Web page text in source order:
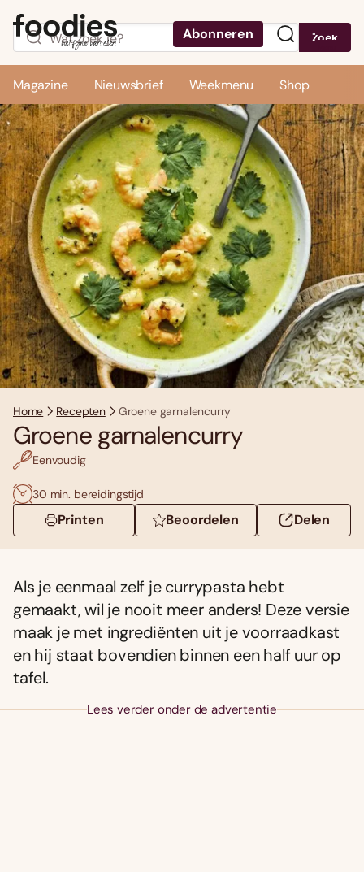
Abonneren Zoek
Magazine Nieuwsbrief Weekmenu Shop
Home Recepten Groene garnalencurry
Groene garnalencurry
Eenvoudig
30 min. bereidingstijd
Printen Beoordelen Delen
Als je eenmaal zelf je currypasta hebt
gemaakt, wil je nooit meer anders! Deze versie
maak je met ingrediënten uit je voorraadkast
en hij staat bovendien binnen een half uur op
tafel.
Lees verder onder de advertentie